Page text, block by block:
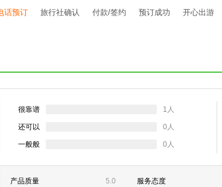
话预订 旅行社确认 付款/签约 预订成功 开心出游
很靠谱 1人
还可以 0人
一般般 0人
产品质量 5.0 服务态度